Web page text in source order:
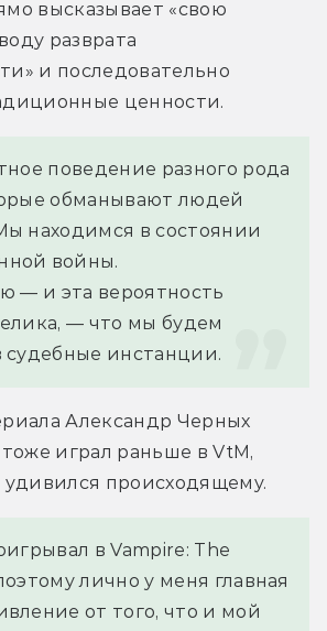
высказывает «свою
разврата
и последовательно
ценности.
поведение разного рода
обманывают людей
находимся в состоянии
войны.
— и эта вероятность
— что мы будем
судебные инстанции.
тоже играл раньше в VtM,
удивился происходящему.
в Vampire: The
лично у меня главная
от того, что и мой